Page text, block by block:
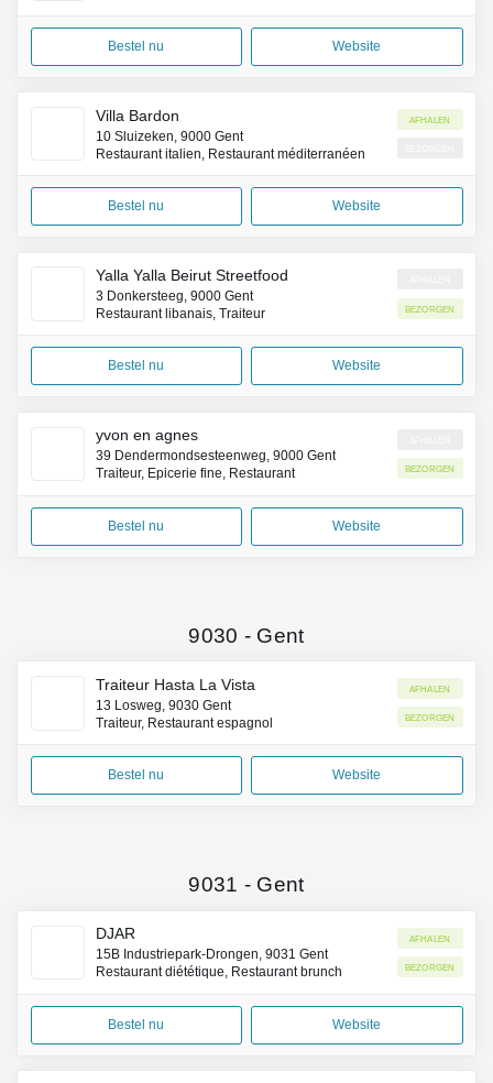
Bestel nu Website
Villa Bardon
10 Sluizeken, 9000 Gent
Restaurant italien, Restaurant méditerranéen
Afhalen
Bestel nu Website
Yalla Yalla Beirut Streetfood
3 Donkersteeg, 9000 Gent
Restaurant libanais, Traiteur
Bezorgen
Bestel nu Website
yvon en agnes
39 Dendermondsesteenweg, 9000 Gent
Traiteur, Épicerie fine, Restaurant
Bezorgen
Bestel nu Website
9030 - Gent
Traiteur Hasta La Vista
13 Losweg, 9030 Gent
Traiteur, Restaurant espagnol
Afhalen
Bezorgen
Bestel nu Website
9031 - Gent
DJAR
15B Industriepark-Drongen, 9031 Gent
Restaurant diététique, Restaurant brunch
Afhalen
Bezorgen
Bestel nu Website